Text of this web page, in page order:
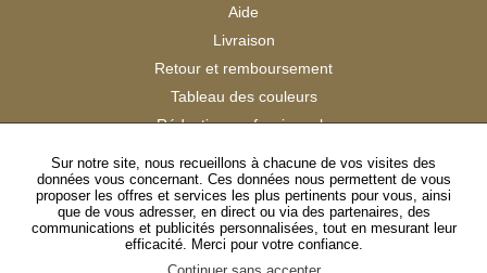
Aide
Livraison
Retour et remboursement
Tableau des couleurs
Réduction professionnels
Satisfaction Clients
SUIVEZ-NOUS
Sur notre site, nous recueillons à chacune de vos visites des
données vous concernant. Ces données nous permettent de vous
proposer les offres et services les plus pertinents pour vous, ainsi
que de vous adresser, en direct ou via des partenaires, des
communications et publicités personnalisées, tout en mesurant leur
efficacité. Merci pour votre confiance.